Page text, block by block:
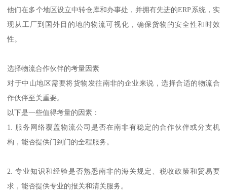
他们在多个地区设立中转仓库和办事处，并拥有先进的ERP系统，实
现从工厂到国外目的地的物流可视化，确保货物的安全性和时效
性。
选择物流合作伙伴的考量因素
对于中山地区需要将货物发往南非的企业来说，选择合适的物流合
作伙伴至关重要。
以下是一些值得考量的因素：
1. 服务网络覆盖物流公司是否在南非有稳定的合作伙伴或分支机
构，能否提供门到门的全程服务。
2. 专业知识和经验是否熟悉南非的海关规定、税收政策和贸易要
求，能否提供专业的报关和清关服务。